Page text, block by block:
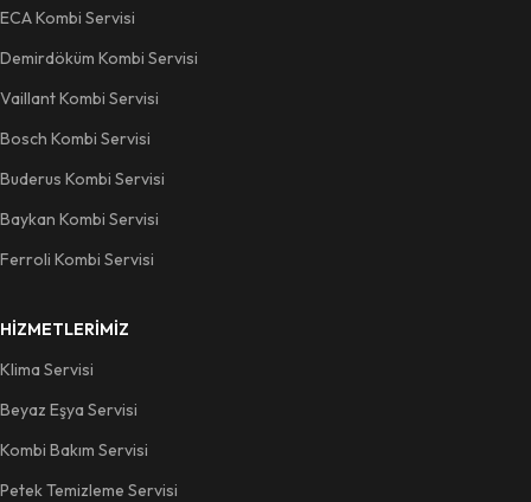
ECA Kombi Servisi
Demirdöküm Kombi Servisi
Vaillant Kombi Servisi
Bosch Kombi Servisi
Buderus Kombi Servisi
Baykan Kombi Servisi
Ferroli Kombi Servisi
HIZMETLERIMIZ
Klima Servisi
Beyaz Eşya Servisi
Kombi Bakım Servisi
Petek Temizleme Servisi